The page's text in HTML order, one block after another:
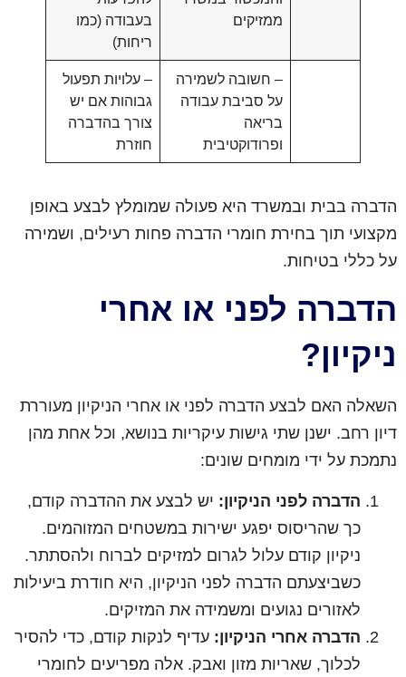
ממזיקים
בעבודה (כמו
ריחות)
– חשובה לשמירה
על סביבת עבודה
בריאה
ופרודוקטיבית
– עלויות תפעול
גבוהות אם יש
צורך בהדברה
חוזרת
הדברה בבית ובמשרד היא פעולה שמומלץ לבצע באופן
מקצועי תוך בחירת חומרי הדברה פחות רעילים, ושמירה
על כללי בטיחות.
הדברה לפני או אחרי
ניקיון?
השאלה האם לבצע הדברה לפני או אחרי הניקיון מעוררת
דיון רחב. ישנן שתי גישות עיקריות בנושא, וכל אחת מהן
נתמכת על ידי מומחים שונים:
הדברה לפני הניקיון: יש לבצע את ההדברה קודם,
כך שהריסוס יפגע ישירות במשטחים המזוהמים.
ניקיון קודם עלול לגרום למזיקים לברוח ולהסתתר.
כשביצעתם הדברה לפני הניקיון, היא חודרת ביעילות
לאזורים נגועים ומשמידה את המזיקים.
הדברה אחרי הניקיון: עדיף לנקות קודם, כדי להסיר
לכלוך, שאריות מזון ואבק. אלה מפריעים לחומרי